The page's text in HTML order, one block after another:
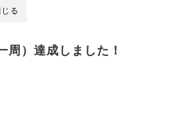
じる
周）達成しました！